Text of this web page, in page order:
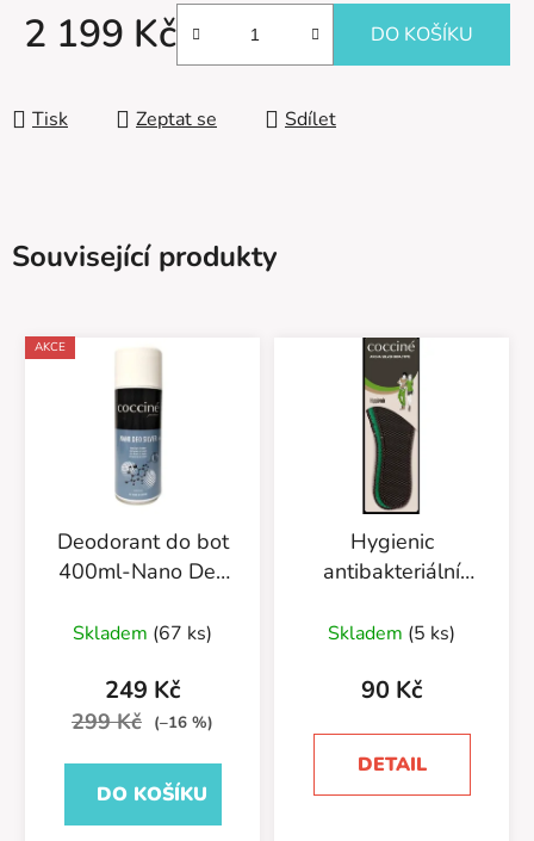
2 199 Kč DO KOŠÍKU
Tisk Zeptat se Sdílet
Související produkty
AKCE
Deodorant do bot
400ml-Nano Deo
hodnocení
produktu
5
Skladem (67 ks)
249 Kč
299 Kč (–16 %)
DO KOŠÍKU
Hygienic
antibakteriální
borovice 665/10
Skladem (5 ks)
90 Kč
DETAIL